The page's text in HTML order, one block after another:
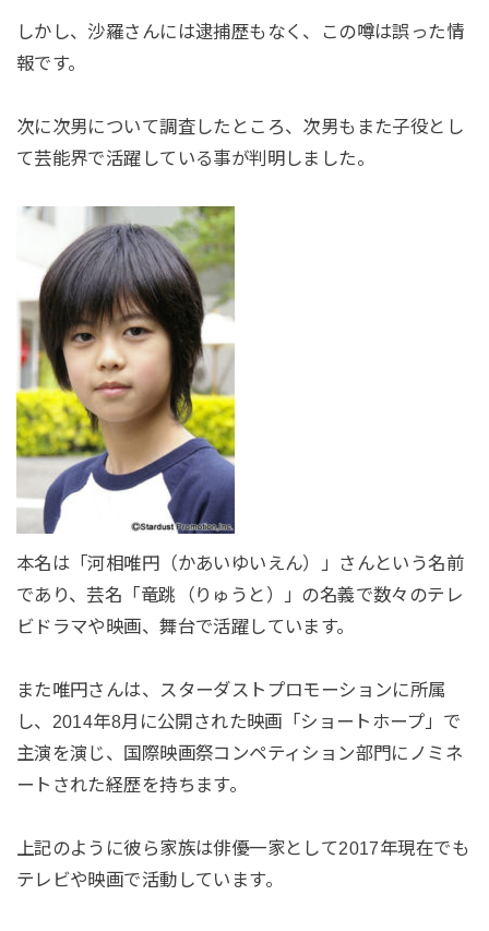
しかし、沙羅さんには逮捕歴もなく、この噂は誤った情
報です。
次に次男について調査したところ、次男もまた子役とし
て芸能界で活躍している事が判明しました。
本名は「河相唯円（かあいゆいえん）」さんという名前
であり、芸名「竜跳（りゅうと）」の名義で数々のテレ
ビドラマや映画、舞台で活躍しています。
また唯円さんは、スターダストプロモーションに所属
し、2014年8月に公開された映画「ショートホープ」で
主演を演じ、国際映画祭コンペティション部門にノミネ
ートされた経歴を持ちます。
上記のように彼ら家族は俳優一家として2017年現在でも
テレビや映画で活動しています。